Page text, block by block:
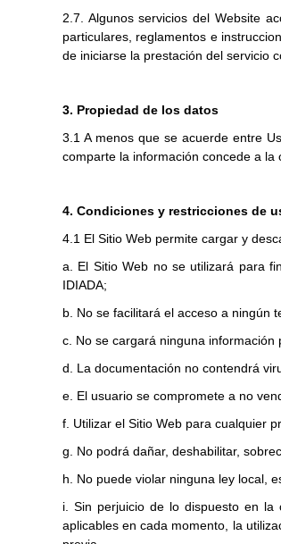
2.7. Algunos servicios del Website
particulares, reglamentos e
de iniciarse la prestación del servicio
3. Propiedad de los datos
3.1 A menos que se acuerde entre
comparte la información concede a la
4. Condiciones y restricciones de
4.1 El Sitio Web permite cargar y
a. El Sitio Web no se utilizará para
IDIADA;
b. No se facilitará el acceso a ningún
c. No se cargará ninguna
d. La documentación no contendrá
e. El usuario se compromete a no
f. Utilizar el Sitio Web para cualquier
g. No podrá dañar, deshabilitar,
h. No puede violar ninguna ley local,
i. Sin perjuicio de lo dispuesto en la
aplicables en cada momento, la